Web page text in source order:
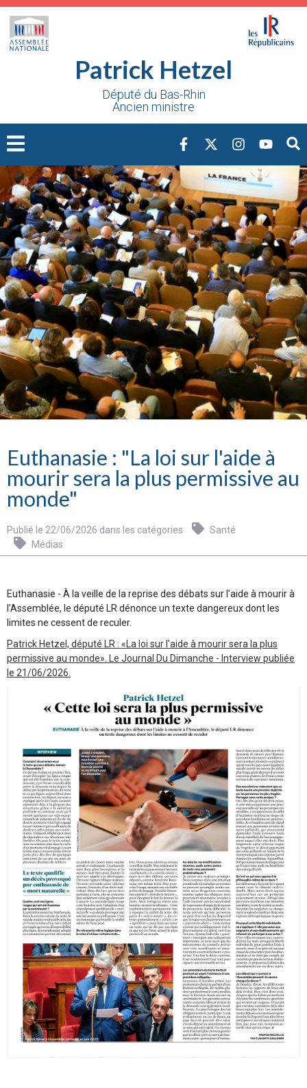
Patrick Hetzel
Député du Bas-Rhin
Ancien ministre
Euthanasie : "La loi sur l'aide à
mourir sera la plus permissive au
monde"
Publié le 22/06/2026 dans les catégories
Santé
Médias
Euthanasie - À la veille de la reprise des débats sur l’aide à mourir à
l’Assemblée, le député LR dénonce un texte dangereux dont les
limites ne cessent de reculer.
Patrick Hetzel, député LR : «La loi sur l'aide à mourir sera la plus
permissive au monde». Le Journal Du Dimanche - Interview publiée
le 21/06/2026.
Cookies management panel